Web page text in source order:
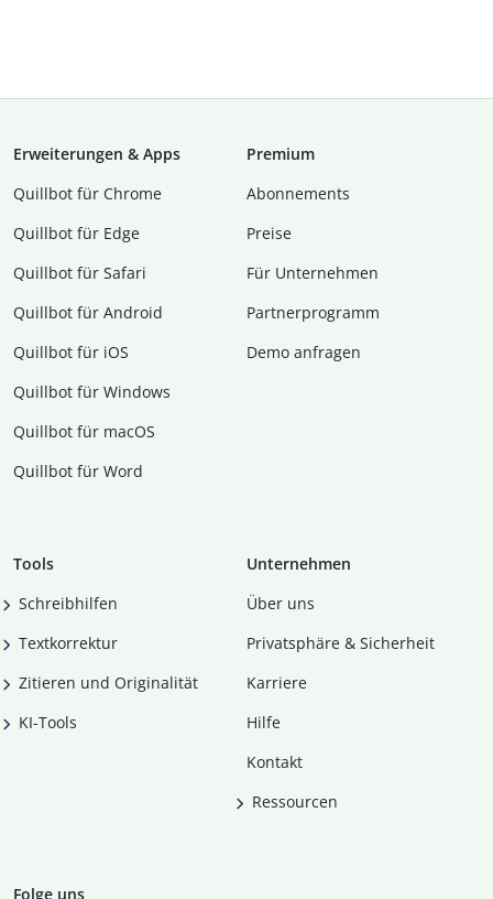
Erweiterungen & Apps
Quillbot für Chrome
Quillbot für Edge
Quillbot für Safari
Quillbot für Android
Quillbot für iOS
Quillbot für Windows
Quillbot für macOS
Quillbot für Word
Premium
Abon­ne­ments
Preise
Für Unternehmen
Partnerprogramm
Demo anfragen
Tools
Schreibhilfen
Textkorrektur
Zitieren und Originalität
KI-Tools
Unternehmen
Über uns
Privatsphäre & Sicherheit
Karriere
Hilfe
Kontakt
Ressourcen
Folge uns